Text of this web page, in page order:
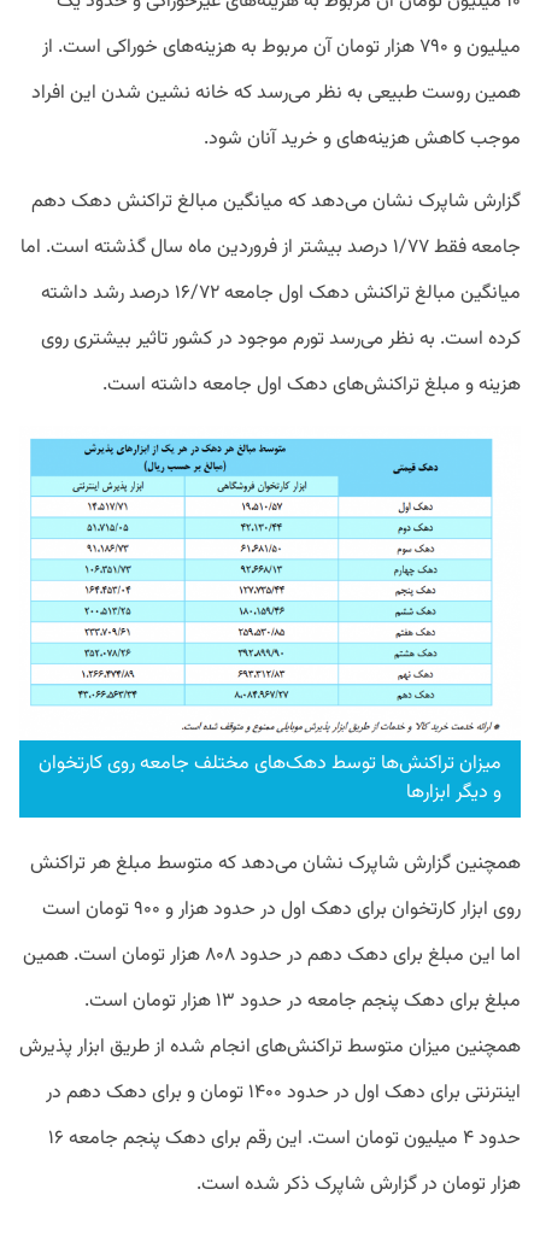
میلیون و ۷۹۰ هزار تومان آن مربوط به هزینه‌های خوراکی است. از
همین روست طبیعی به نظر می‌رسد که خانه نشین شدن این افراد
موجب کاهش هزینه‌های و خرید آنان شود.
گزارش شاپرک نشان می‌دهد که میانگین مبالغ تراکنش‌ دهک دهم
جامعه فقط ۱/۷۷ درصد بیشتر از فروردین ماه سال گذشته است. اما
میانگین مبالغ تراکنش‌ دهک اول جامعه ۱۶/۷۲ درصد رشد داشته
کرده است. به نظر می‌رسد تورم موجود در کشور تاثیر بیشتری روی
هزینه و مبلغ تراکنش‌های دهک اول جامعه داشته است.
میزان تراکنش‌ها توسط دهک‌های مختلف جامعه روی کارتخوان
و دیگر ابزارها
همچنین گزارش شاپرک نشان می‌دهد که متوسط مبلغ هر تراکنش
روی ابزار کارتخوان برای دهک اول در حدود هزار و ۹۰۰ تومان است
اما این مبلغ برای دهک دهم در حدود ۸۰۸ هزار تومان است. همین
مبلغ برای دهک پنجم جامعه در حدود ۱۳ هزار تومان است.
همچنین میزان متوسط تراکنش‌های انجام شده از طریق ابزار پذیرش
اینترنتی برای دهک اول در حدود ۱۴۰۰ تومان و برای دهک دهم در
حدود ۴ میلیون تومان است. این رقم برای دهک پنجم جامعه ۱۶
هزار تومان در گزارش شاپرک ذکر شده است.